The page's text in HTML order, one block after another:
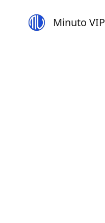
Minuto VIP